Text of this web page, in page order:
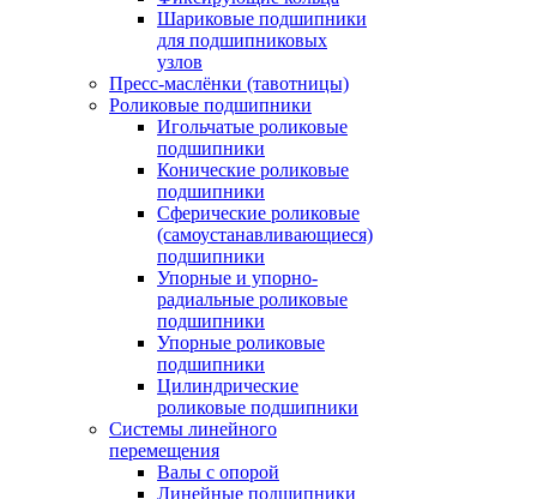
Шариковые подшипники
для подшипниковых
узлов
Пресс-маслёнки (тавотницы)
Роликовые подшипники
Игольчатые роликовые
подшипники
Конические роликовые
подшипники
Сферические роликовые
(самоустанавливающиеся)
подшипники
Упорные и упорно-
радиальные роликовые
подшипники
Упорные роликовые
подшипники
Цилиндрические
роликовые подшипники
Системы линейного
перемещения
Валы с опорой
Линейные подшипники